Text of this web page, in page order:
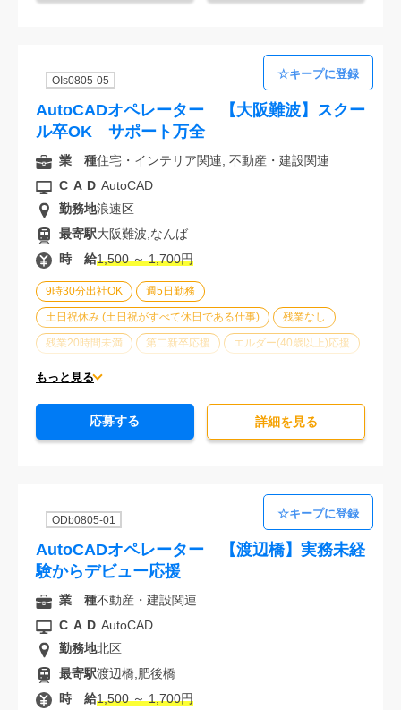
大手企業 駅から徒歩5分以内 オフィスが禁煙
OIs0805-05
AutoCADオペレーター 【大阪難波】スクー
ル卒OK サポート万全
9時30分出社OK 週5日勤務
土日祝休み (土日祝がすべて休日である仕事) 残業なし
残業20時間未満 第二新卒応援 エルダー(40歳以上)応援
ブランクOK
派遣スタッフ活躍中
もっと見る
業 種住宅・インテリア関連, 不動産・建設関連
CAD AutoCAD
勤務地浪速区
最寄駅大阪難波,なんば
時 給1,500 ～ 1,700円
応募する 詳細を⾒る
ODb0805-01
AutoCADオペレーター 【渡辺橋】実務未経
験からデビュー応援
業 種不動産・建設関連
CAD AutoCAD
勤務地北区
最寄駅渡辺橋,肥後橋
時 給1,500 ～ 1,700円